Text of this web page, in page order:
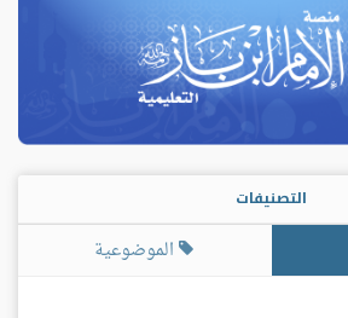
التصنيفات
الموضوعية